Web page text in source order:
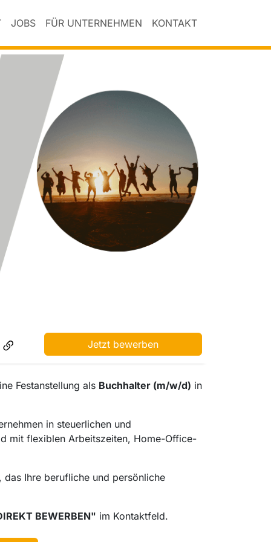
JOBS FÜR UNTERNEHMEN KONTAKT
Jetzt bewerben
Festanstellung als Buchhalter (m/w/d) in
in steuerlichen und
mit flexiblen Arbeitszeiten, Home-Office-
Ihre berufliche und persönliche
BEWERBEN" im Kontaktfeld.